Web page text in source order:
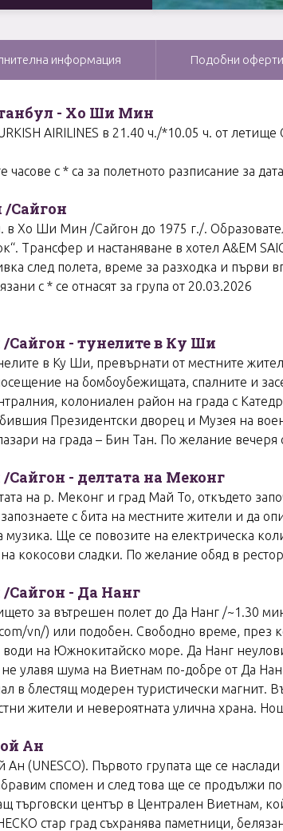
информация Подобни оферти
- Хо Ши Мин
AIRILINES в 21.40 ч./*10.05 ч. от
часове с * са за полетното разписание за
Сайгон
в Хо Ши Мин /Сайгон до 1975 г./.
Трансфер и настаняване в хотел A&EM
след полета, време за разходка и първи
с * се отнасят за група от 20.03.2026
- тунелите в Ку Ши
в Ку Ши, превърнати от местните
на бомбоубежищата, спалните и
колониален район на града с
бившия Президентски дворец и Музея на
на града – Бин Тан. По желание
- делтата на Меконг
на р. Меконг и град Май То, откъдето
с бита на местните жители и да
Ще се повозите на електрическа
кокосови сладки. По желание обяд в
- Да Нанг
за вътрешен полет до Да Нанг /~1.30
vn/) или подобен. Свободно време, през
води на Южнокитайско море. Да Нанг
улавя шума на Виетнам по-добре от Да
в блестящ модерен туристически магнит.
жители и невероятната улична храна.
Ан
Ан (UNESCO). Първото групата ще се
спомен и след това ще се продължи
търговски център в Централен Виетнам,
стар град съхранява паметници,